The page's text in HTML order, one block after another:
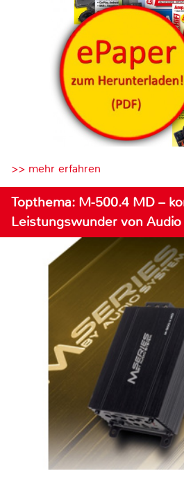
>> mehr erfahren
Topthema: M-500.4 MD –
Leistungswunder von